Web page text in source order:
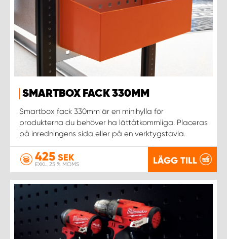
SMARTBOX FACK 330MM
Smartbox fack 330mm är en minihylla för
produkterna du behöver ha lättåtkommliga. Placeras
på inredningens sida eller på en verktygstavla.
425 SEK
EXKL. 25 % MOMS LÄGG TILL